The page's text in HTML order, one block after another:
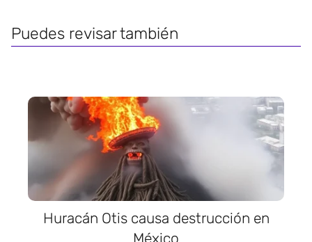
Puedes revisar también
Huracán Otis causa destrucción en
México